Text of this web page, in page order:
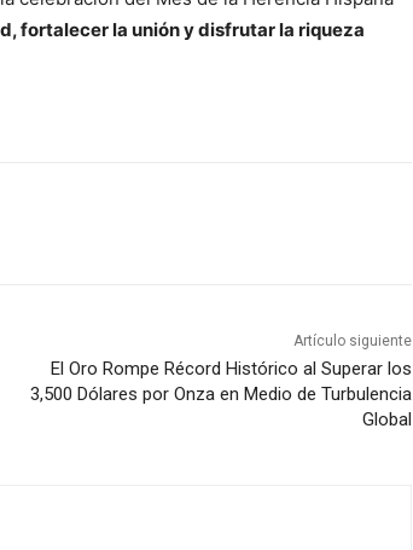
fortalecer la unión y disfrutar la riqueza
Artículo siguiente
El Oro Rompe Récord Histórico al Superar los
3,500 Dólares por Onza en Medio de Turbulencia
Global